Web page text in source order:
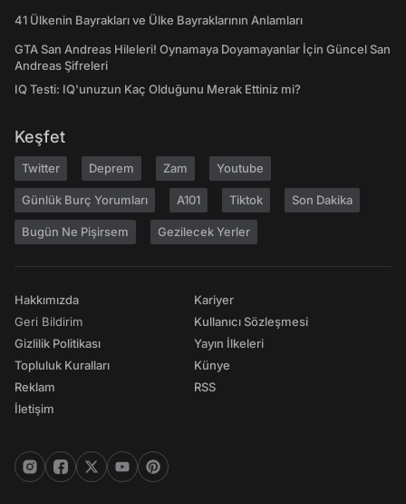
41 Ülkenin Bayrakları ve Ülke Bayraklarının Anlamları
GTA San Andreas Hileleri! Oynamaya Doyamayanlar İçin Güncel San
Andreas Şifreleri
IQ Testi: IQ'unuzun Kaç Olduğunu Merak Ettiniz mi?
Keşfet
Twitter Deprem Zam Youtube
Günlük Burç Yorumları A101 Tiktok Son Dakika
Bugün Ne Pişirsem Gezilecek Yerler
Hakkımızda
Geri Bildirim
Gizlilik Politikası
Topluluk Kuralları
Reklam
İletişim
Kariyer
Kullanıcı Sözleşmesi
Yayın İlkeleri
Künye
RSS